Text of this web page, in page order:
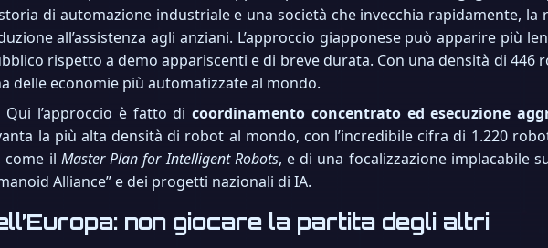
di automazione industriale e una società che invecchia rapidamente,
all’assistenza agli anziani. L’approccio giapponese può apparire più
rispetto a demo appariscenti e di breve durata. Con una densità di 446
delle economie più automatizzate al mondo.
Qui l’approccio è fatto dicoordinamento concentrato ed esecuzione
la più alta densità di robot al mondo, con l’incredibile cifra di 1.220
come il Master Plan for Intelligent Robots, e di una focalizzazione implacabile
Alliance” e dei progetti nazionali di IA.
non giocare la partita degli altri